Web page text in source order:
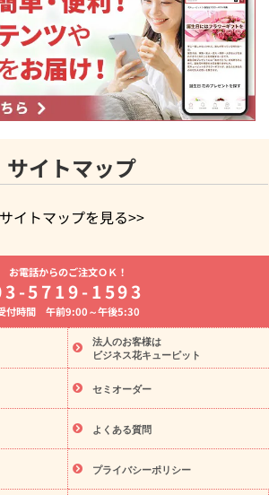
サイトマップ
サイトマップを見る>>
お祝いの花特集
誕生日フラワーギフト特集
キキョウ)
開店・開業祝い
悔やみ お供え・お悔やみの花
夜・葬儀に贈る花 胡蝶蘭・花鉢
のイベント
ひまわり ギフト・プレゼント
初盆） 季節のイベント
お盆 花（新
新盆・初盆）
お盆・お供え 花とセットギ
リザーブドフラワー
ひまわり ギフト・プ
贈り・お中元・暑中見舞い 花のギフト特集
ギフト・プレゼント特集
特集
敬老の日 花のおすすめランキング
敬
ト・プレゼント特集
敬老の日 花とセットギ
敬老の日の花 全てのギフト一覧
キャン
お電話からのご注文ＯＫ！
5719-1593
付時間 午前9:00～午後5:30
法人のお客様は
ビジネス花キューピット
セミオーダー
よくある質問
プライバシーポリシー